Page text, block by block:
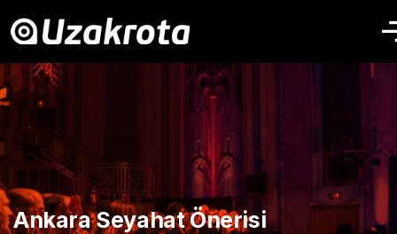
Ankara Seyahat Önerisi